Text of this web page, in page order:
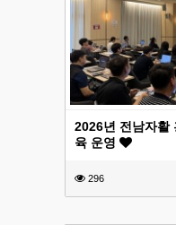
2026년 전남자활
육 운영
296